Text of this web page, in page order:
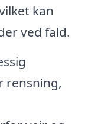
kan
ved fald.
rensning,